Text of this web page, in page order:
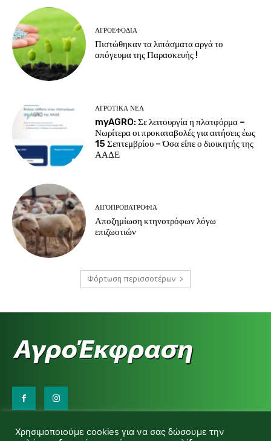
ΑΓΡΟΕΦΌΔΙΑ
Πιστώθηκαν τα λιπάσματα αργά το
απόγευμα της Παρασκευής !
ΑΓΡΟΤΙΚΆ ΝΈΑ
myAGRO: Σε λειτουργία η πλατφόρμα –
Νωρίτερα οι προκαταβολές για αιτήσεις έως
15 Σεπτεμβρίου – Όσα είπε ο διοικητής της
ΑΑΔΕ
ΑΙΓΟΠΡΟΒΑΤΡΟΦΊΑ
Αποζημίωση κτηνοτρόφων λόγω
επιζωοτιών
Φόρτωση περισσοτέρων
d.makas@yahoo.gr
Χρησιμοποιούμε cookies για να σας δώσουμε την